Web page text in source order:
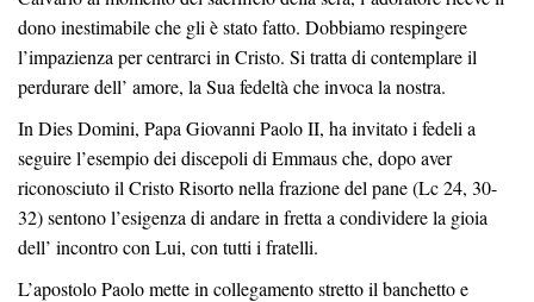
dono inestimabile che gli è stato fatto. Dobbiamo respingere
l’impazienza per centrarci in Cristo. Si tratta di contemplare il
perdurare dell’ amore, la Sua fedeltà che invoca la nostra.
In Dies Domini, Papa Giovanni Paolo II, ha invitato i fedeli a
seguire l’esempio dei discepoli di Emmaus che, dopo aver
riconosciuto il Cristo Risorto nella frazione del pane (Lc 24, 30-
32) sentono l’esigenza di andare in fretta a condividere la gioia
dell’ incontro con Lui, con tutti i fratelli.
L’apostolo Paolo mette in collegamento stretto il banchetto e